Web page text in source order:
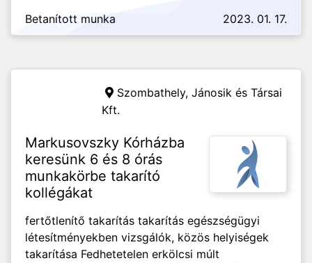
Betanított munka 2023. 01. 17.
Szombathely, Jánosik és Társai
Kft.
Markusovszky Kórházba
keresünk 6 és 8 órás
munkakörbe takarító
kollégákat
fertőtlenítő takarítás takarítás egészségügyi
létesítményekben vizsgálók, közös helyiségek
takarítása Fedhetetelen erkölcsi múlt